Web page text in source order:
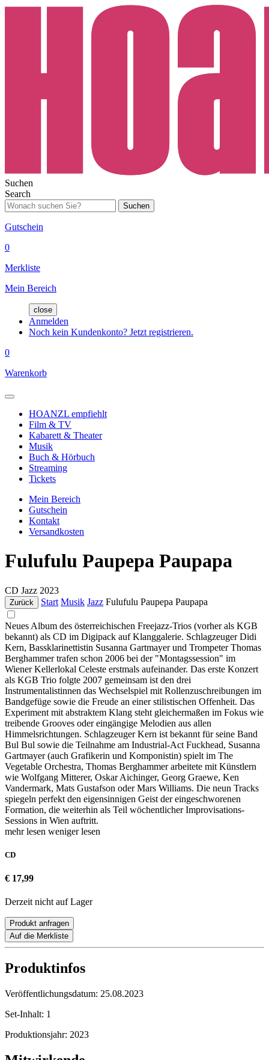
Suchen
Search
Suchen
Gutschein
0
Merkliste
Mein Bereich
close
Anmelden
Noch kein Kundenkonto? Jetzt registrieren.
0
Warenkorb
HOANZL empfiehlt
Film & TV
Kabarett & Theater
Musik
Buch & Hörbuch
Streaming
Tickets
Mein Bereich
Gutschein
Kontakt
Versandkosten
Fulufulu Paupepa Paupapa
CD Jazz 2023
Zurück Start Musik Jazz Fulufulu Paupepa Paupapa
Neues Album des österreichischen Freejazz-Trios (vorher als KGB
bekannt) als CD im Digipack auf Klanggalerie. Schlagzeuger Didi
Kern, Bassklarinettistin Susanna Gartmayer und Trompeter Thomas
Berghammer trafen schon 2006 bei der "Montagssession" im
Wiener Kellerlokal Celeste erstmals aufeinander. Das erste Konzert
als KGB Trio folgte 2007 gemeinsam ist den drei
Instrumentalistinnen das Wechselspiel mit Rollenzuschreibungen im
Bandgefüge sowie die Freude an einer stilistischen Offenheit. Das
Experiment mit abstraktem Klang steht gleichermaßen im Fokus wie
treibende Grooves oder eingängige Melodien aus allen
Himmelsrichtungen. Schlagzeuger Kern ist bekannt für seine Band
Bul Bul sowie die Teilnahme am Industrial-Act Fuckhead, Susanna
Gartmayer (auch Grafikerin und Komponistin) spielt im The
Vegetable Orchestra, Thomas Berghammer arbeitete mit Künstlern
wie Wolfgang Mitterer, Oskar Aichinger, Georg Graewe, Ken
Vandermark, Mats Gustafson oder Mars Williams. Die neun Tracks
spiegeln perfekt den eigensinnigen Geist der eingeschworenen
Formation, die weiterhin als Teil wöchentlicher Improvisations-
Sessions in Wien auftritt.
mehr lesen weniger lesen
CD
€ 17,99
Derzeit nicht auf Lager
Produkt anfragen
Auf die Merkliste
Produktinfos
Veröffentlichungsdatum: 25.08.2023
Set-Inhalt: 1
Produktionsjahr: 2023